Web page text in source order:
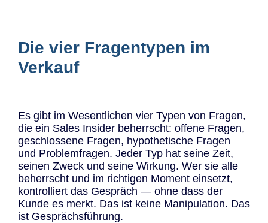
Die vier Fragentypen im
Verkauf
Es gibt im Wesentlichen vier Typen von Fragen,
die ein Sales Insider beherrscht: offene Fragen,
geschlossene Fragen, hypothetische Fragen
und Problemfragen. Jeder Typ hat seine Zeit,
seinen Zweck und seine Wirkung. Wer sie alle
beherrscht und im richtigen Moment einsetzt,
kontrolliert das Gespräch — ohne dass der
Kunde es merkt. Das ist keine Manipulation. Das
ist Gesprächsführung.